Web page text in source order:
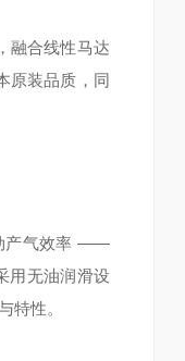
融合线性马达
原装品质，同
产气效率 ——
用无油润滑设
特性。